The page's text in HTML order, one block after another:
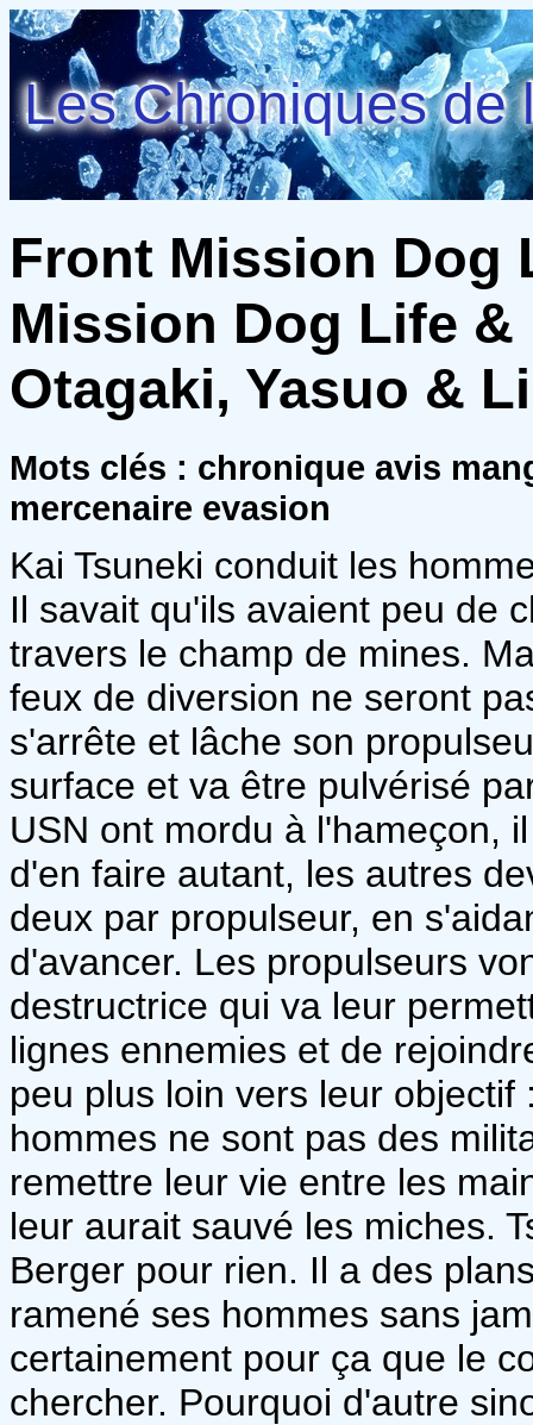
Les Chroniques de
Front Mission Dog
Mission Dog Life &
Otagaki, Yasuo &
Mots clés : chronique avis
mercenaire evasion
Kai Tsuneki conduit les
Il savait qu'ils avaient peu de
travers le champ de mines.
feux de diversion ne seront
s'arrête et lâche son
surface et va être pulvérisé
USN ont mordu à l'hameçon,
d'en faire autant, les autres
deux par propulseur, en
d'avancer. Les propulseurs
destructrice qui va leur
lignes ennemies et de
peu plus loin vers leur
hommes ne sont pas des
remettre leur vie entre les
leur aurait sauvé les miches.
Berger pour rien. Il a des
ramené ses hommes sans
certainement pour ça que le
chercher. Pourquoi d'autre